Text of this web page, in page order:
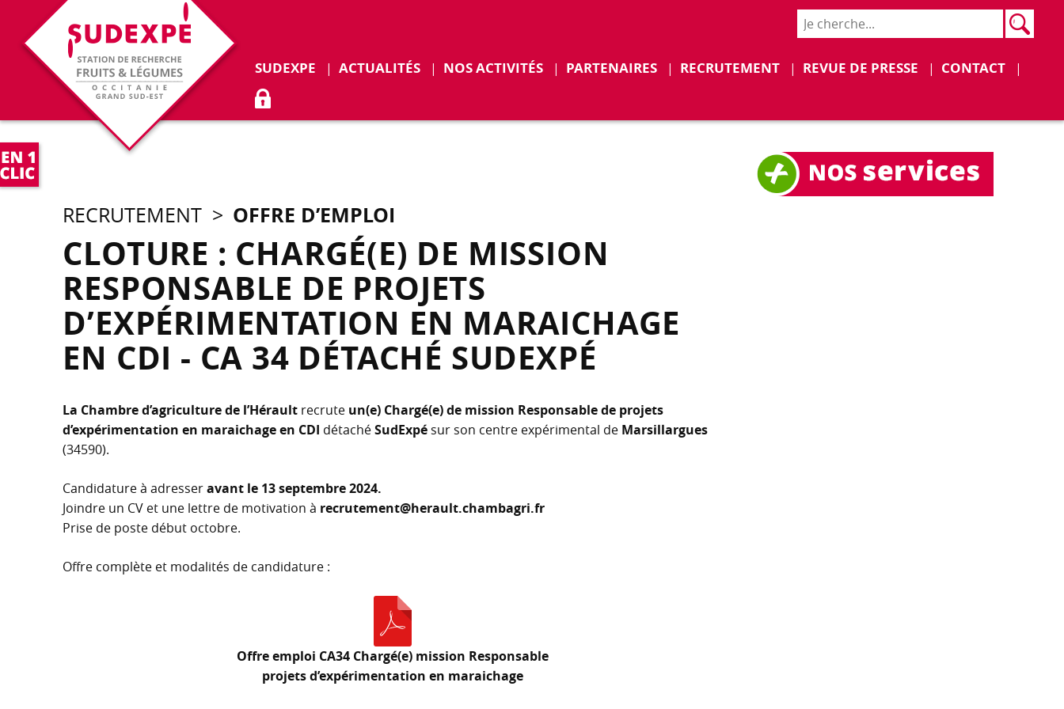
SUDEXPE Déplier
ACTUALITÉS NOS ACTIVITÉS Déplier
PARTENAIRES RECRUTEMENT Déplier
REVUE DE PRESSE Déplier
CONTACT
ACCÈS ADHÉRENTS
RECRUTEMENT > OFFRE D’EMPLOI
CLOTURE : CHARGÉ(E) DE MISSION
RESPONSABLE DE PROJETS
D’EXPÉRIMENTATION EN MARAICHAGE
EN CDI - CA 34 DÉTACHÉ SUDEXPÉ
La Chambre d’agriculture de l’Hérault recrute un(e) Chargé(e) de mission Responsable de projets
d’expérimentation en maraichage en CDI détachéSudExpé sur son centre expérimental de Marsillargues
(34590).
Candidature à adresseravant le 13 septembre 2024.
Joindre un CV et une lettre de motivation à recrutement@herault.chambagri.fr
Prise de poste début octobre.
Offre complète et modalités de candidature :
Offre emploi CA34 Chargé(e) mission Responsable
projets d’expérimentation en maraichage